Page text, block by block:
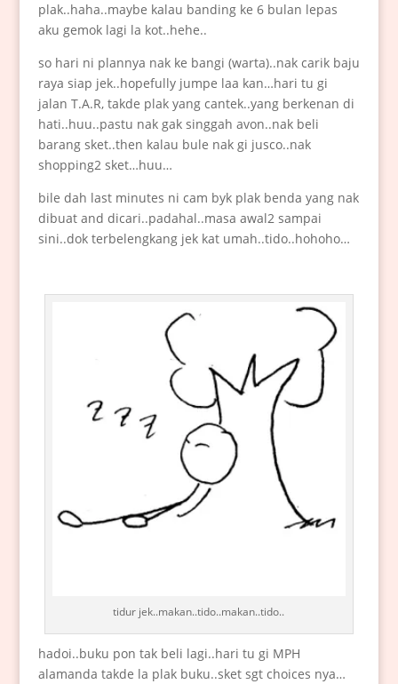
plak..haha..maybe kalau banding ke 6 bulan lepas
aku gemok lagi la kot..hehe..
so hari ni plannya nak ke bangi (warta)..nak carik baju
raya siap jek..hopefully jumpe laa kan…hari tu gi
jalan T.A.R, takde plak yang cantek..yang berkenan di
hati..huu..pastu nak gak singgah avon..nak beli
barang sket..then kalau bule nak gi jusco..nak
shopping2 sket…huu…
bile dah last minutes ni cam byk plak benda yang nak
dibuat and dicari..padahal..masa awal2 sampai
sini..dok terbelengkang jek kat umah..tido..hohoho…
tidur jek..makan..tido..makan..tido..
hadoi..buku pon tak beli lagi..hari tu gi MPH
alamanda takde la plak buku..sket sgt choices nya…